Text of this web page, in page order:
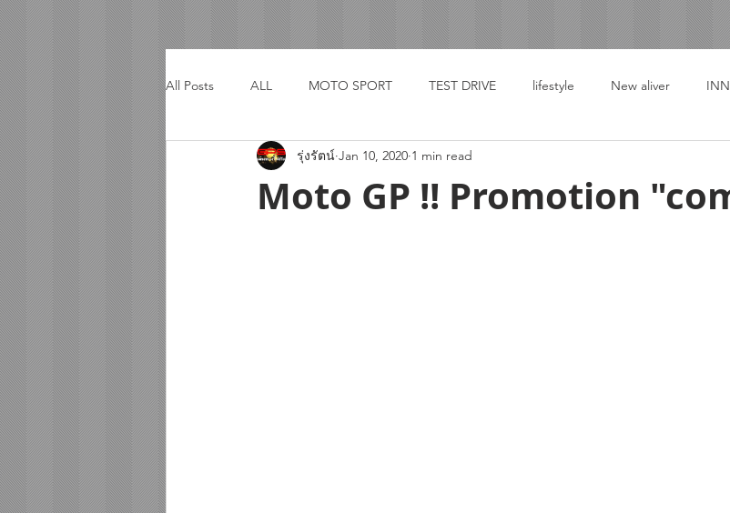
All Posts ALL MOTO SPORT TEST DRIVE lifestyle New aliver
TRIP
Moto GP !! Promotion
รุ่งรัตน์ Jan 10, 2020 1 min read